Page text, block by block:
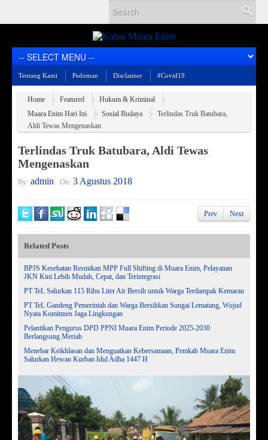
Tentang Kami Pedoman Disclaimer #Covid19
Home Featured
Hukum & Kriminal
Muara Enim Hari Ini
Sosial Budaya
Terlindas Truk Batubara,
Aldi Tewas Mengenaskan
Terlindas Truk Batubara, Aldi Tewas
Mengenaskan
By: admin On: 3 Agustus 2018
Prev Next
Related Posts
BPJS Kesehatan Resmikan MPP Full Shifting di Muara Enim, Pelayanan
JKN Kini Lebih Mudah, Cepat, dan Terintegrasi
PT TeL Salurkan 115 Ribu Liter Air Bersih untuk Warga Terdampak Kemarau
PT TeL Gandeng Pemerintah dan Warga Bersihkan Sungai Lematang, Wujud
Nyata Komitmen Jaga Lingkungan
Pelantikan Pengurus DPD PPNI Muara Enim Periode 2025-2030
Berlangsung Meriah
Menebar Keikhlasan dan Menguatkan Kebersamaan, Pemkab Muara Enim
Salurkan Hewan Kurban Idul Adha 1447 H